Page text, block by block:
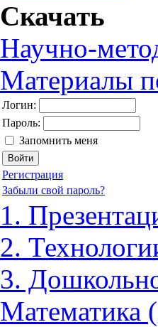
Скачать
Научно-
Материалы
Логин:
Пароль:
Запомнить меня
Регистрация
Забыли свой пароль?
1.
2.
3.
Математика